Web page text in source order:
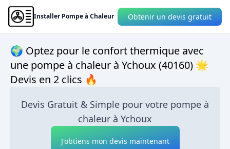
Installer Pompe à Chaleur Obtenir un devis gratuit
🌍 Optez pour le confort thermique avec
une pompe à chaleur à Ychoux (40160) 🌟
Devis en 2 clics 🔥
Devis Gratuit & Simple pour votre pompe à
chaleur à Ychoux
J'obtiens mon devis maintenant